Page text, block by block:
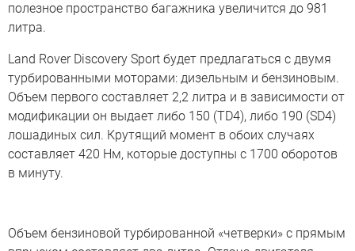
полезное пространство багажника увеличится до 981
литра.
Land Rover Discovery Sport будет предлагаться с двумя
турбированными моторами: дизельным и бензиновым.
Объем первого составляет 2,2 литра и в зависимости от
модификации он выдает либо 150 (TD4), либо 190 (SD4)
лошадиных сил. Крутящий момент в обоих случаях
составляет 420 Нм, которые доступны с 1700 оборотов
в минуту.
Объем бензиновой турбированной «четверки» с прямым